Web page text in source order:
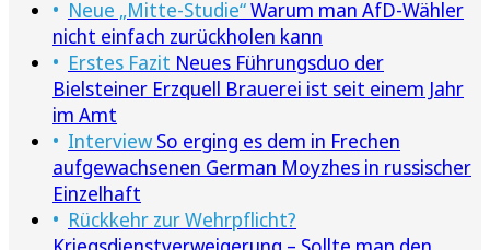
Neue „Mitte-Studie“Warum man AfD-Wähler
nicht einfach zurückholen kann
Erstes Fazit Neues Führungsduo der
Bielsteiner Erzquell Brauerei ist seit einem Jahr
im Amt
Interview So erging es dem in Frechen
aufgewachsenen German Moyzhes in russischer
Einzelhaft
Rückkehr zur Wehrpflicht?